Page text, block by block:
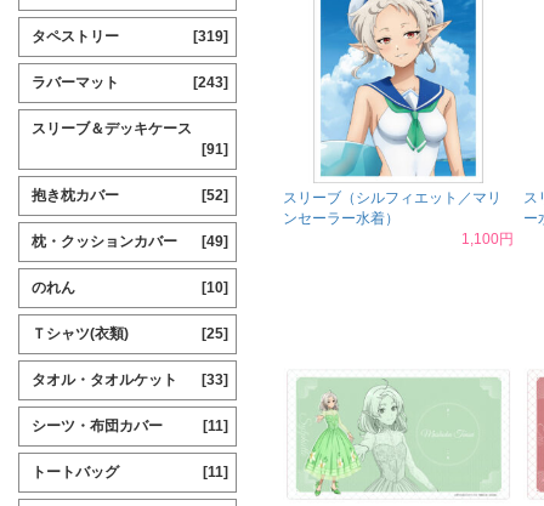
スリーブ（シルフィエット／マリ
ンセーラー水着）
1,100円
ス
ー
タペストリー [319]
ラバーマット [243]
スリーブ＆デッキケース
[91]
抱き枕カバー [52]
枕・クッションカバー [49]
のれん [10]
Ｔシャツ(衣類) [25]
タオル・タオルケット [33]
シーツ・布団カバー [11]
トートバッグ [11]